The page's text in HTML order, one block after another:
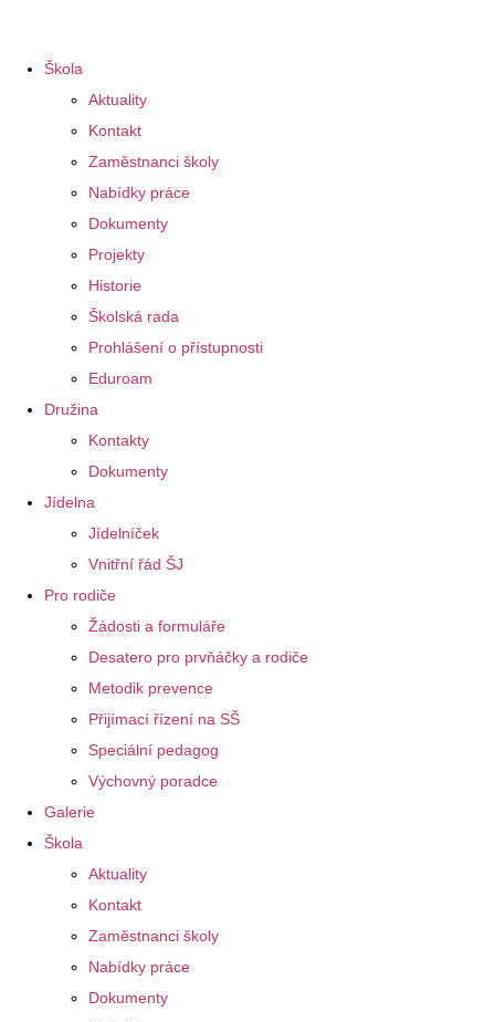
Škola
Aktuality
Kontakt
Zaměstnanci školy
Nabídky práce
Dokumenty
Projekty
Historie
Školská rada
Prohlášení o přístupnosti
Eduroam
Družina
Kontakty
Dokumenty
Jídelna
Jídelníček
Vnitřní řád ŠJ
Pro rodiče
Žádosti a formuláře
Desatero pro prvňáčky a rodiče
Metodik prevence
Přijímací řízení na SŠ
Speciální pedagog
Výchovný poradce
Galerie
Škola
Aktuality
Kontakt
Zaměstnanci školy
Nabídky práce
Dokumenty